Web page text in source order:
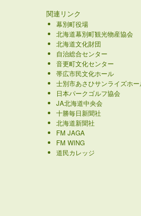
関連リンク
幕別町役場
北海道幕別町観光物産協会
北海道文化財団
自治総合センター
音更町文化センター
帯広市民文化ホール
士別市あさひサンライズホー
日本パークゴルフ協会
JA北海道中央会
十勝毎日新聞社
北海道新聞社
FM JAGA
FM WING
道民カレッジ